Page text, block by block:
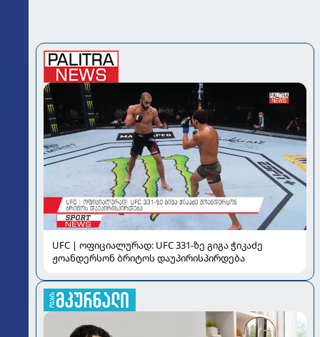
UFC | ოფიციალურად: UFC 331-ზე გიგა ჭიკაძე
ჟოანდერსონ ბრიტოს დაუპირისპირდება